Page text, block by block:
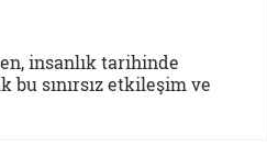
insanlık tarihinde
bu sınırsız etkileşim ve